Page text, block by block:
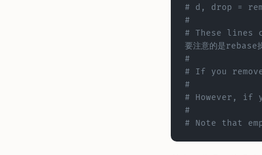
# d, drop =
#
# These lines
要注意的是rebase
#
# If you remove
#
# However, if
#
# Note that